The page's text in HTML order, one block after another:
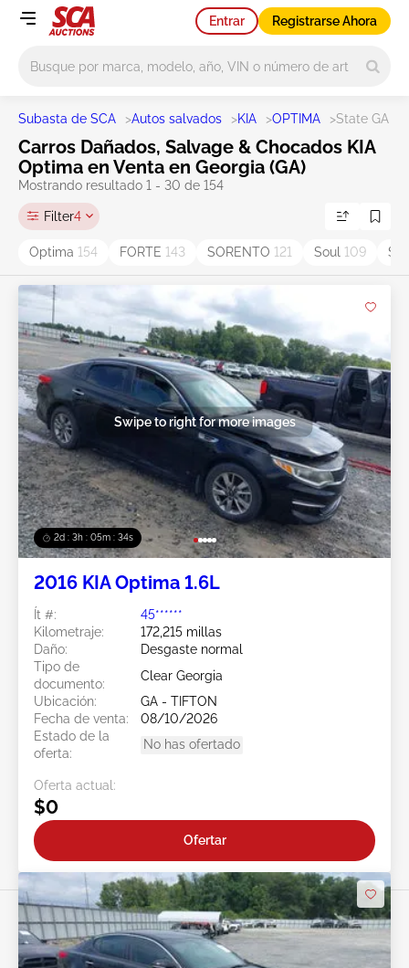
Entrar Registrarse Ahora
Subasta de SCA >Autos salvados >KIA >OPTIMA >State GA
Carros Dañados, Salvage & Chocados KIA
Optima en Venta en Georgia (GA)
Mostrando resultado 1 - 30 de 154
Filter4
Optima 154 FORTE 143 SORENTO 121 Soul 109
2d : 3h : 05m : 31s
Swipe to right for more images
2016 KIA Optima 1.6L
Ít #:
45******
Kilometraje:
172,215 millas
Daño:
Desgaste normal
Tipo de
documento:
Clear Georgia
Ubicación:
GA - TIFTON
Fecha de venta:
08/10/2026
Estado de la
oferta:
No has ofertado
Oferta actual:
$0
Ofertar